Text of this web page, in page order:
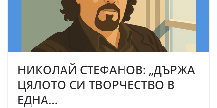
НИКОЛАЙ СТЕФАНОВ: „ДЪРЖА
ЦЯЛОТО СИ ТВОРЧЕСТВО В
ЕДНА…